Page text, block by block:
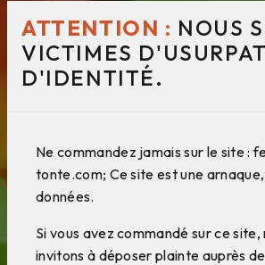
ATTENTION : NOUS
VICTIMES
D'IDENTITÉ.
Ne commandez jamais sur le site :
tonte.com; Ce site est une
données.
Si vous avez commandé sur ce site,
invitons à déposer plainte auprès